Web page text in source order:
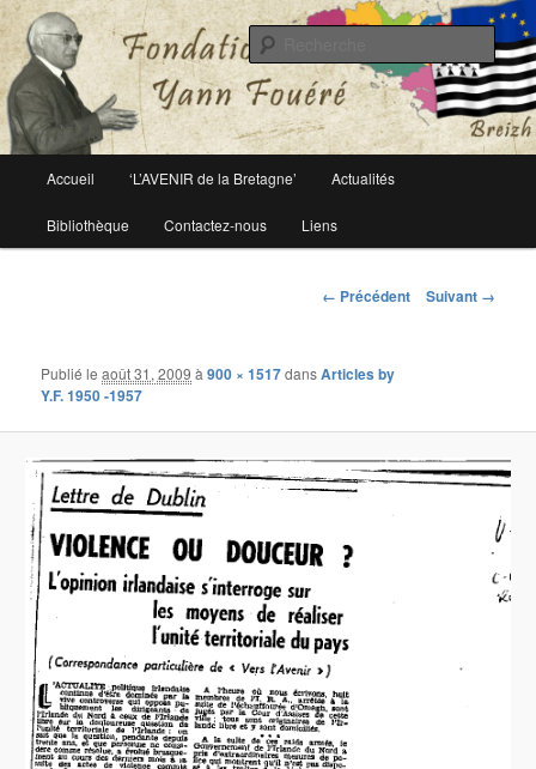
Fondation Yann Fouéré
Le site officiel de la fondation Yann Fouéré
principal
Aller
au
Accueil ‘L’AVENIR de la Bretagne’ Actualités
Bibliothèque Contactez-nous Liens
Navigation
← Précédent Suivant →
Publié leaoût 31, 2009 à900 × 1517dansArticles by
Y.F. 1950 -1957